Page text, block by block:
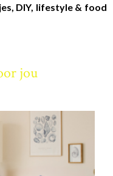
DIY, lifestyle & food
jou